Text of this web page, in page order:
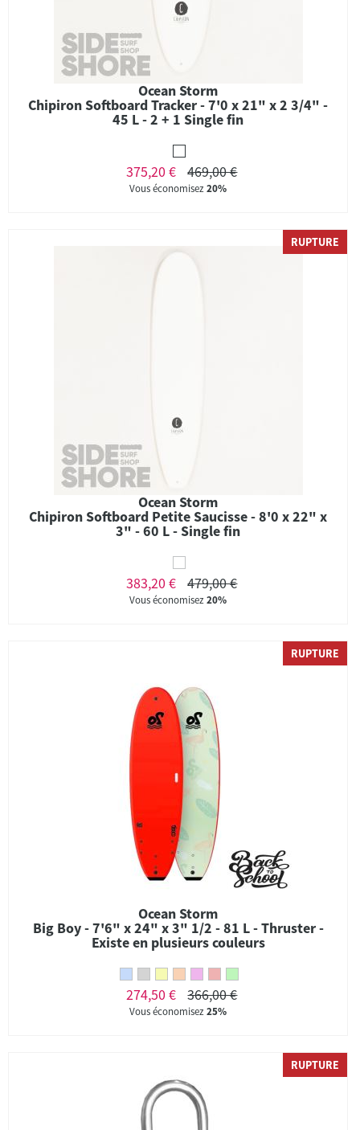
Ocean Storm
Chipiron Softboard Tracker - 7'0 x 21" x 2 3/4" -
45 L - 2 + 1 Single fin
375,20 € 469,00 €
Vous économisez20%
RUPTURE
Ocean Storm
Chipiron Softboard Petite Saucisse - 8'0 x 22" x
3" - 60 L - Single fin
383,20 € 479,00 €
Vous économisez20%
RUPTURE
Ocean Storm
Big Boy - 7'6" x 24" x 3" 1/2 - 81 L - Thruster -
Existe en plusieurs couleurs
274,50 € 366,00 €
Vous économisez25%
RUPTURE